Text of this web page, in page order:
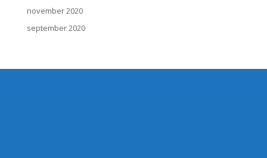
november 2020
september 2020